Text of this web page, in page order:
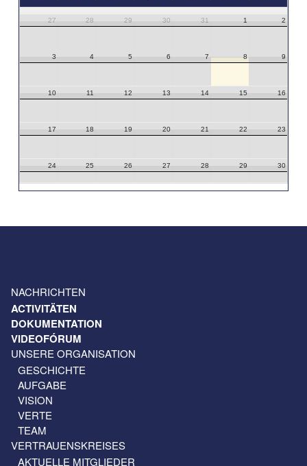
27 28 29 30 31 1 2
3 4 5 6 7 8 9
10 11 12 13 14 15 16
17 18 19 20 21 22 23
24 25 26 27 28 29 30
NACHRICHTEN
ACTIVITÄTEN
DOKUMENTATION
VIDEOFÓRUM
UNSERE ORGANISATION
GESCHICHTE
AUFGABE
VISION
VERTE
TEAM
VERTRAUENSKREISES
AKTUELLE MITGLIEDER